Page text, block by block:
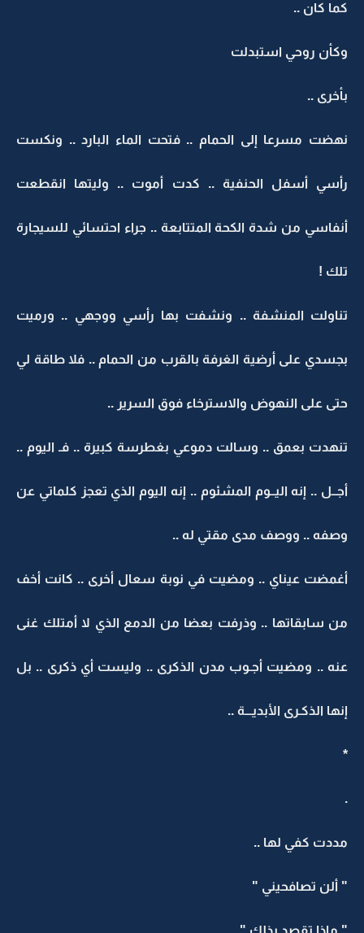
كما كان ..
وكأن روحي استبدلت
بأخرى ..
نهضت مسرعا إلى الحمام .. فتحت الماء البارد .. ونكست
رأسي أسفل الحنفية .. كدت أموت .. وليتها انقطعت
أنفاسي من شدة الكحة المتتابعة .. جراء احتسائي للسيجارة
تلك !
تناولت المنشفة .. ونشفت بها رأسي ووجهي .. ورميت
بجسدي على أرضية الغرفة بالقرب من الحمام .. فلا طاقة لي
حتى على النهوض والاسترخاء فوق السرير ..
تنهدت بعمق .. وسالت دموعي بغطرسة كبيرة .. فـ اليوم ..
أجــل .. إنه اليــوم المشئوم .. إنه اليوم الذي تعجز كلماتي عن
وصفه .. ووصف مدى مقتي له ..
أغمضت عيناي .. ومضيت في نوبة سعال أخرى .. كانت أخف
من سابقاتها .. وذرفت بعضا من الدمع الذي لا أمتلك غنى
عنه .. ومضيت أجـوب مدن الذكرى .. وليست أي ذكرى .. بل
إنها الذكـرى الأبديـــة ..
*
.
مددت كفي لها ..
" ألن تصافحيني "
" ماذا تقصد بذلك "